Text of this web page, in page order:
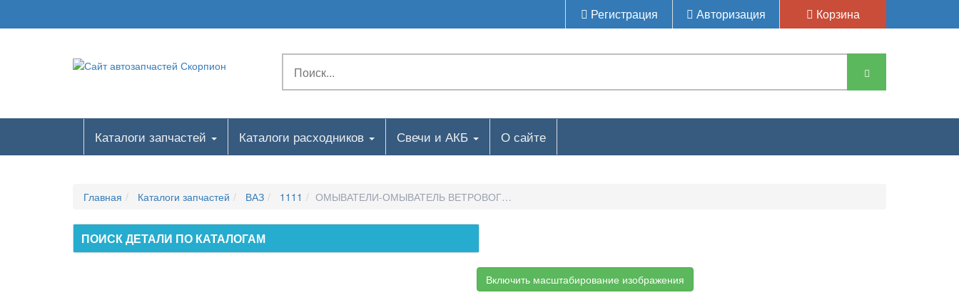
Регистрация Авторизация Корзина
Каталоги запчастей Каталоги расходников Свечи и АКБ О сайте
Главная Каталоги запчастей ВАЗ 1111 ОМЫВАТЕЛИ-ОМЫВАТЕЛЬ ВЕТРОВОГО СТЕКЛА
ПОИСК ДЕТАЛИ ПО КАТАЛОГАМ
Включить масштабирование изображения